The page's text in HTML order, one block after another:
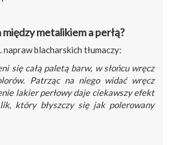
metalikiem a perłą?
napraw blacharskich tłumaczy:
się całą paletą barw, w słońcu wręcz
Patrząc na niego widać wręcz
lakier perłowy daje ciekawszy efekt
który błyszczy się jak polerowany